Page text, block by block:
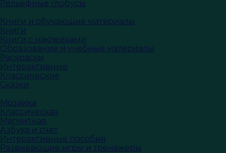
Рельефные глобусы
Книги и обучающие материалы
Книги
Книги с наклейками
Образование и учебные материалы
Раскраски
Интерактивные
Классические
Сказки
Мозаика
Классическая
Магнитная
Азбука и счет
Интерактивные пособия
Развивающие игры и тренажеры